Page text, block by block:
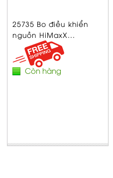
25735 Bo điều khiển
nguồn HiMaxX...
Còn hàng